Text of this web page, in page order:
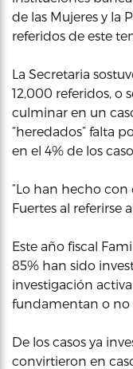
de las Mujeres y la
referidos de este
La Secretaria
12,000 referidos, o
culminar en un
“heredados” falta
en el 4% de los
“Lo han hecho con
Fuertes al referirse
Este año fiscal
85% han sido
investigación
fundamentan o no
De los casos ya
convirtieron en